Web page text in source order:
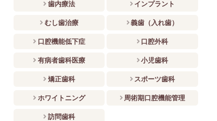
歯内療法 インプラント
むし歯治療 義歯（入れ歯）
口腔機能低下症 口腔外科
有病者歯科医療 小児歯科
矯正歯科 スポーツ歯科
ホワイトニング 周術期口腔機能管理
訪問歯科